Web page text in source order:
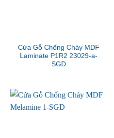
Cửa Gỗ Chống Cháy MDF
Laminate P1R2 23029-a-
SGD